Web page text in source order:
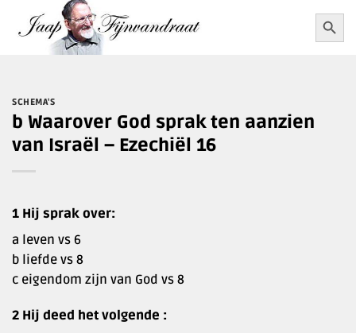
naar
Zoek
naar:
SCHEMA'S
b Waarover God sprak ten aanzien
van Israël – Ezechiël 16
1 Hij sprak over:
a leven vs 6
b liefde vs 8
c eigendom zijn van God vs 8
2 Hij deed het volgende :